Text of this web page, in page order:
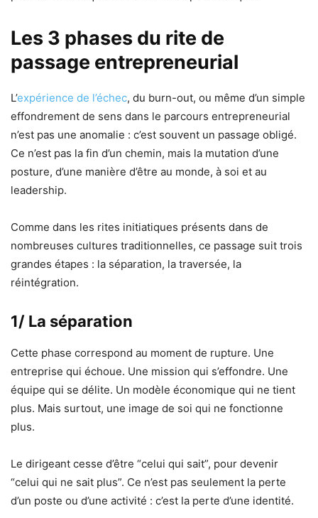
Les 3 phases du rite de
passage entrepreneurial
L’expérience de l’échec, du burn-out, ou même d’un simple
effondrement de sens dans le parcours entrepreneurial
n’est pas une anomalie : c’est souvent un passage obligé.
Ce n’est pas la fin d’un chemin, mais la mutation d’une
posture, d’une manière d’être au monde, à soi et au
leadership.
Comme dans les rites initiatiques présents dans de
nombreuses cultures traditionnelles, ce passage suit trois
grandes étapes : la séparation, la traversée, la
réintégration.
1/ La séparation
Cette phase correspond au moment de rupture. Une
entreprise qui échoue. Une mission qui s’effondre. Une
équipe qui se délite. Un modèle économique qui ne tient
plus. Mais surtout, une image de soi qui ne fonctionne
plus.
Le dirigeant cesse d’être “celui qui sait”, pour devenir
“celui qui ne sait plus”. Ce n’est pas seulement la perte
d’un poste ou d’une activité : c’est la perte d’une identité.